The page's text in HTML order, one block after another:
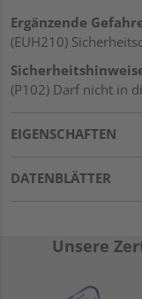
Ergänzende
(EUH210)
(P102) Darf nicht in
EIGENSCHAFTEN
DATENBLÄTTER
Unsere